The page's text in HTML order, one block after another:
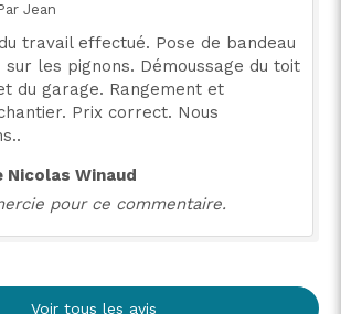
Jean
travail effectué. Pose de bandeau
les pignons. Démoussage du toit
du garage. Rangement et
Prix correct. Nous
Nicolas Winaud
pour ce commentaire.
Voir tous les avis